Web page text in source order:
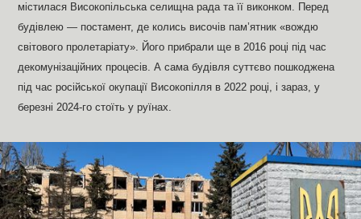
містилася Високопільська селищна рада та її виконком. Перед
будівлею — постамент, де колись височів пам’ятник «вождю
світового пролетаріату». Його прибрали ще в 2016 році під час
декомунізаційних процесів. А сама будівля суттєво пошкоджена
під час російської окупації Високопілля в 2022 році, і зараз, у
березні 2024-го стоїть у руїнах.